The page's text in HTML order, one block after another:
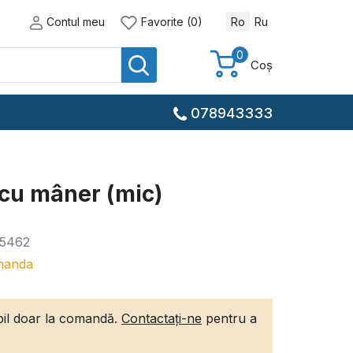
Contul meu Favorite (0) Ro Ru
0
Coș
078943333
mâner (mic)
doar la comandă. Contactați-ne pentru a